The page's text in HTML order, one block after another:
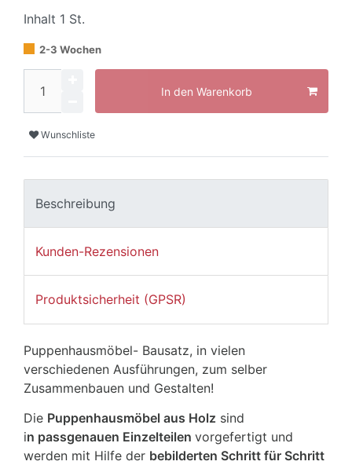
Inhalt 1 St.
2-3 Wochen
In den Warenkorb
Wunschliste
Beschreibung
Kunden-Rezensionen
Produktsicherheit (GPSR)
Puppenhausmöbel- Bausatz, in vielen
verschiedenen Ausführungen, zum selber
Zusammenbauen und Gestalten!
Die Puppenhausmöbel aus Holz sind
in passgenauen Einzelteilen vorgefertigt und
werden mit Hilfe der bebilderten Schritt für Schritt